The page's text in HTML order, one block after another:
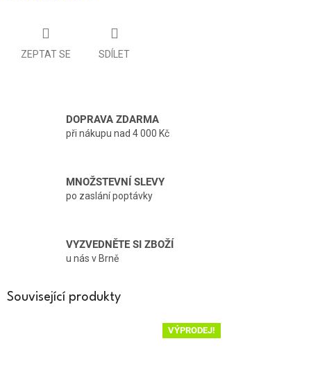
ZEPTAT SE SDÍLET
DOPRAVA ZDARMA
při nákupu nad 4 000 Kč
MNOŽSTEVNÍ SLEVY
po zaslání poptávky
VYZVEDNĚTE SI ZBOŽÍ
u nás v Brně
Související produkty
VÝPRODEJ!